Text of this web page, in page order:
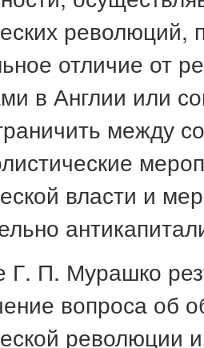
революций,
отличие от
в Англии или
между
власти и
Г. П. Мурашко
вопроса об
революции